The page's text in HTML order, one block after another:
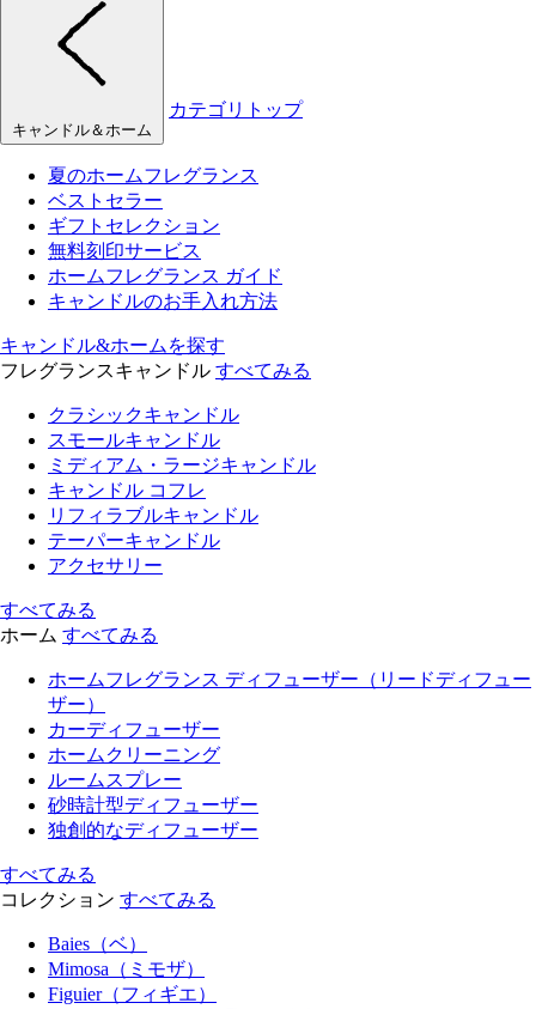
キャンドル＆ホーム
カテゴリトップ
夏のホームフレグランス
ベストセラー
ギフトセレクション
無料刻印サービス
ホームフレグランス ガイド
キャンドルのお手入れ方法
キャンドル&ホームを探す
フレグランスキャンドル すべてみる
クラシックキャンドル
スモールキャンドル
ミディアム・ラージキャンドル
キャンドル コフレ
リフィラブルキャンドル
テーパーキャンドル
アクセサリー
すべてみる
ホーム すべてみる
ホームフレグランス ディフューザー（リードディフュー
ザー）
カーディフューザー
ホームクリーニング
ルームスプレー
砂時計型ディフューザー
独創的なディフューザー
すべてみる
コレクション すべてみる
Baies（ベ）
Mimosa（ミモザ）
Figuier（フィギエ）